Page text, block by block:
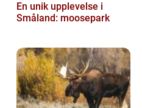
En unik upplevelse i
Småland: moosepark